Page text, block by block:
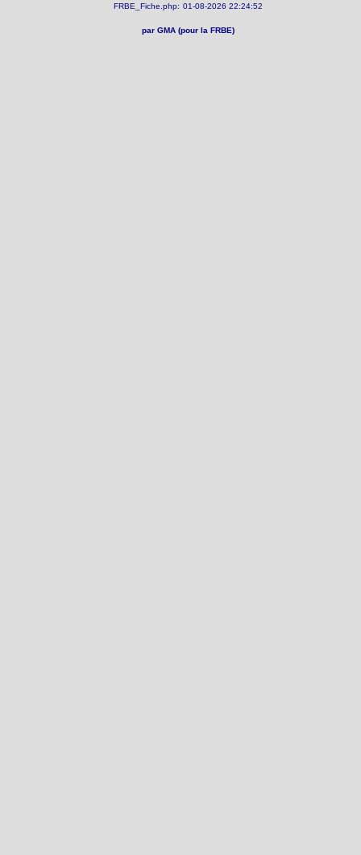
FRBE_Fiche.php: 01-08-2026 22:24:52
par GMA (pour la FRBE)